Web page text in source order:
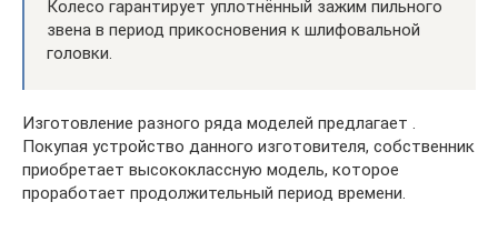
Колесо гарантирует уплотнённый зажим пильного
звена в период прикосновения к шлифовальной
головки.
Изготовление разного ряда моделей предлагает .
Покупая устройство данного изготовителя, собственник
приобретает высококлассную модель, которое
проработает продолжительный период времени.